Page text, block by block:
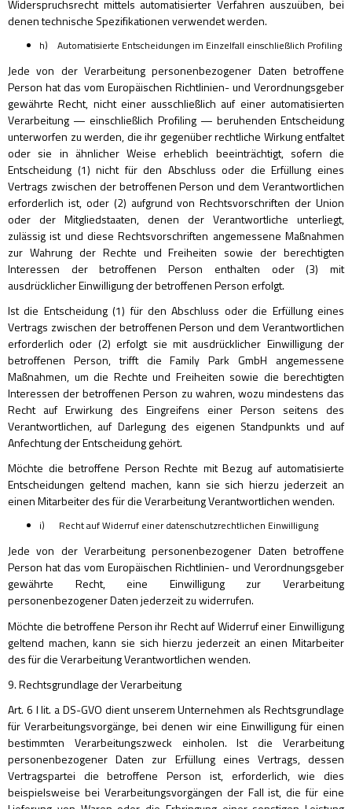
Widerspruchsrecht mittels automatisierter Verfahren auszuüben, bei
denen technische Spezifikationen verwendet werden.
h) Automatisierte Entscheidungen im Einzelfall einschließlich Profiling
Jede von der Verarbeitung personenbezogener Daten betroffene
Person hat das vom Europäischen Richtlinien- und Verordnungsgeber
gewährte Recht, nicht einer ausschließlich auf einer automatisierten
Verarbeitung — einschließlich Profiling — beruhenden Entscheidung
unterworfen zu werden, die ihr gegenüber rechtliche Wirkung entfaltet
oder sie in ähnlicher Weise erheblich beeinträchtigt, sofern die
Entscheidung (1) nicht für den Abschluss oder die Erfüllung eines
Vertrags zwischen der betroffenen Person und dem Verantwortlichen
erforderlich ist, oder (2) aufgrund von Rechtsvorschriften der Union
oder der Mitgliedstaaten, denen der Verantwortliche unterliegt,
zulässig ist und diese Rechtsvorschriften angemessene Maßnahmen
zur Wahrung der Rechte und Freiheiten sowie der berechtigten
Interessen der betroffenen Person enthalten oder (3) mit
ausdrücklicher Einwilligung der betroffenen Person erfolgt.
Ist die Entscheidung (1) für den Abschluss oder die Erfüllung eines
Vertrags zwischen der betroffenen Person und dem Verantwortlichen
erforderlich oder (2) erfolgt sie mit ausdrücklicher Einwilligung der
betroffenen Person, trifft die Family Park GmbH angemessene
Maßnahmen, um die Rechte und Freiheiten sowie die berechtigten
Interessen der betroffenen Person zu wahren, wozu mindestens das
Recht auf Erwirkung des Eingreifens einer Person seitens des
Verantwortlichen, auf Darlegung des eigenen Standpunkts und auf
Anfechtung der Entscheidung gehört.
Möchte die betroffene Person Rechte mit Bezug auf automatisierte
Entscheidungen geltend machen, kann sie sich hierzu jederzeit an
einen Mitarbeiter des für die Verarbeitung Verantwortlichen wenden.
i) Recht auf Widerruf einer datenschutzrechtlichen Einwilligung
Jede von der Verarbeitung personenbezogener Daten betroffene
Person hat das vom Europäischen Richtlinien- und Verordnungsgeber
gewährte Recht, eine Einwilligung zur Verarbeitung
personenbezogener Daten jederzeit zu widerrufen.
Möchte die betroffene Person ihr Recht auf Widerruf einer Einwilligung
geltend machen, kann sie sich hierzu jederzeit an einen Mitarbeiter
des für die Verarbeitung Verantwortlichen wenden.
9. Rechtsgrundlage der Verarbeitung
Art. 6 I lit. a DS-GVO dient unserem Unternehmen als Rechtsgrundlage
für Verarbeitungsvorgänge, bei denen wir eine Einwilligung für einen
bestimmten Verarbeitungszweck einholen. Ist die Verarbeitung
personenbezogener Daten zur Erfüllung eines Vertrags, dessen
Vertragspartei die betroffene Person ist, erforderlich, wie dies
beispielsweise bei Verarbeitungsvorgängen der Fall ist, die für eine